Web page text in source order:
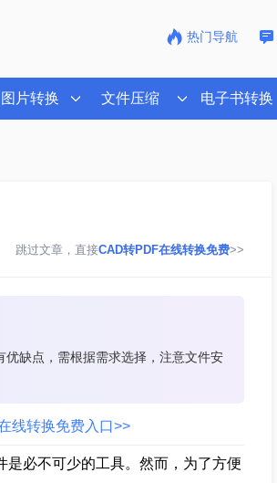
热门导航
图片转换 文件压缩 电子书转换
跳过文章，直接CAD转PDF在线转换免费>>
缺点，需根据需求选择，注意文件安
线转换免费入口>>
必不可少的工具。然而，为了方便